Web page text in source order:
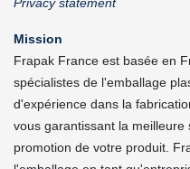
Mission
Frapak France est basée en
spécialistes de l'emballage
d'expérience dans la
vous garantissant la
promotion de votre produit.